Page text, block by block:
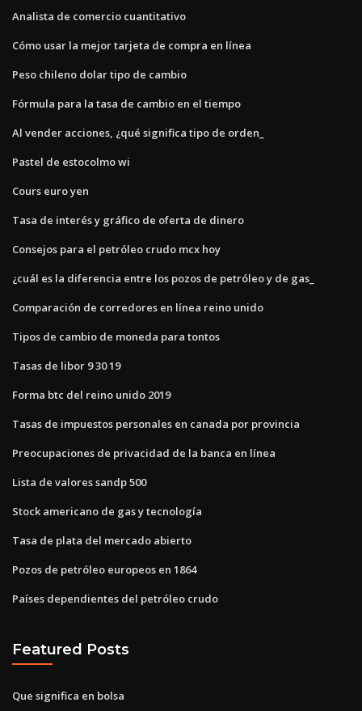
Analista de comercio cuantitativo
Cómo usar la mejor tarjeta de compra en línea
Peso chileno dolar tipo de cambio
Fórmula para la tasa de cambio en el tiempo
Al vender acciones, ¿qué significa tipo de orden_
Pastel de estocolmo wi
Cours euro yen
Tasa de interés y gráfico de oferta de dinero
Consejos para el petróleo crudo mcx hoy
¿cuál es la diferencia entre los pozos de petróleo y de gas_
Comparación de corredores en línea reino unido
Tipos de cambio de moneda para tontos
Tasas de libor 9 30 19
Forma btc del reino unido 2019
Tasas de impuestos personales en canada por provincia
Preocupaciones de privacidad de la banca en línea
Lista de valores sandp 500
Stock americano de gas y tecnología
Tasa de plata del mercado abierto
Pozos de petróleo europeos en 1864
Países dependientes del petróleo crudo
Featured Posts
Que significa en bolsa